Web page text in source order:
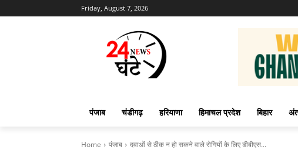
Friday, August 7, 2026
पंजाब चंडीगढ़ हरियाणा हिमाचल प्रदेश बिहार
Home पंजाब दवाओं से ठीक न हो सकने वाले रोगियों के लिए डीबीएस...